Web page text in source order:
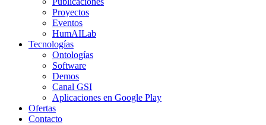
Proyectos
Eventos
HumAILab
Tecnologías
Ontologías
Software
Demos
Canal GSI
Aplicaciones en Google Play
Ofertas
Contacto